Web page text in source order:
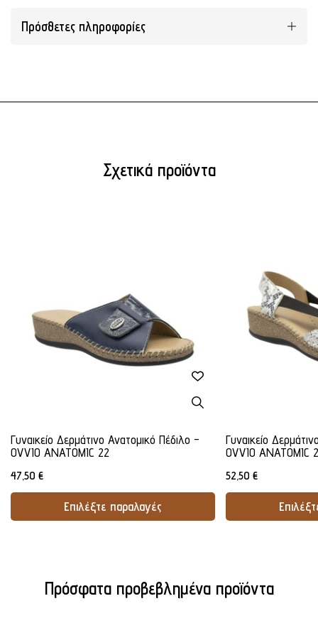
Πρόσθετες πληροφορίες
Σχετικά προϊόντα
Γυναικείο Δερμάτινο Ανατομικό Πέδιλο -
OVVIO ANATOMIC 22
47,50 €
Επιλέξτε παραλαγές
Γυναικείο
OVVIO ANATOMIC
52,50 €
Πρόσφατα προβεβλημένα προϊόντα